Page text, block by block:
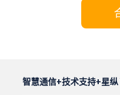
智慧通信 技术支持 星